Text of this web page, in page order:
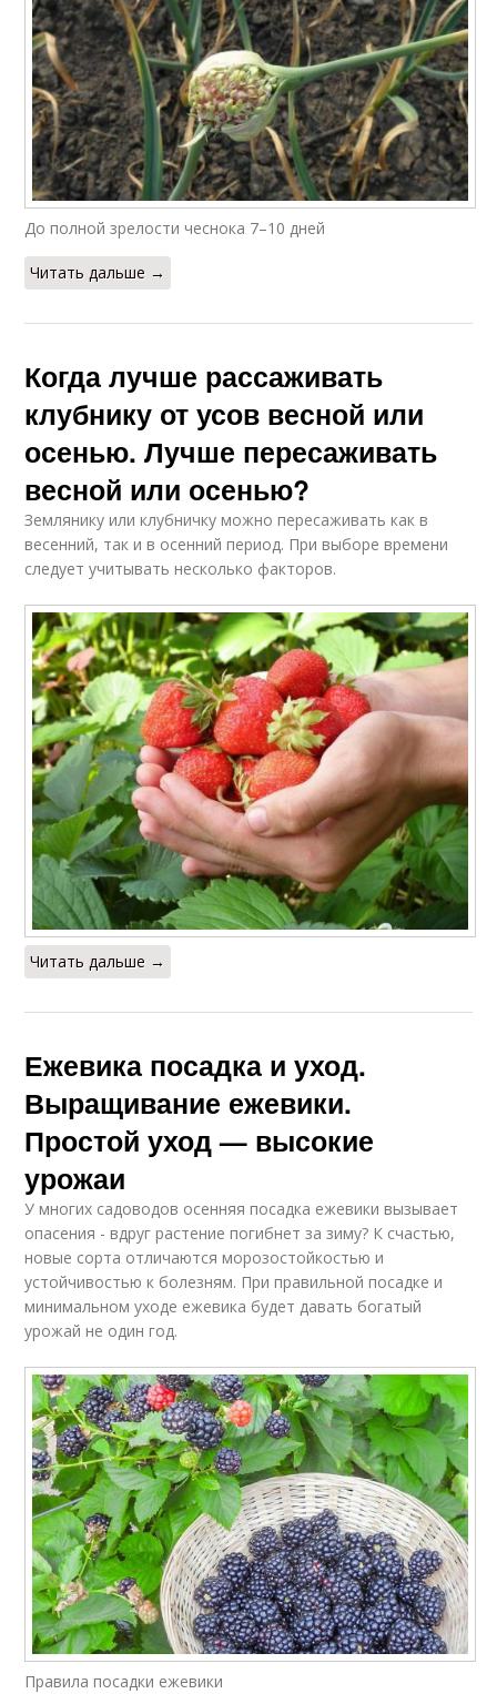
До полной зрелости чеснока 7–10 дней
Читать дальше →
Когда лучше рассаживать
клубнику от усов весной или
осенью. Лучше пересаживать
весной или осенью?
Землянику или клубничку можно пересаживать как в
весенний, так и в осенний период. При выборе времени
следует учитывать несколько факторов.
Читать дальше →
Ежевика посадка и уход.
Выращивание ежевики.
Простой уход — высокие
урожаи
У многих садоводов осенняя посадка ежевики вызывает
опасения - вдруг растение погибнет за зиму? К счастью,
новые сорта отличаются морозостойкостью и
устойчивостью к болезням. При правильной посадке и
минимальном уходе ежевика будет давать богатый
урожай не один год.
Правила посадки ежевики